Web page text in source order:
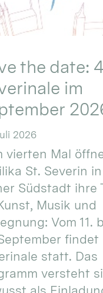
the date:
im
2026
vierten Mal
St. Severin
Südstadt ihre
Musik und
Vom 11.
findet
statt. Das
versteht